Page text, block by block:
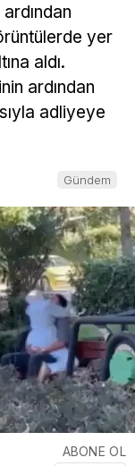
yer
aldı.
ardından
adliyeye
Gündem
ABONE OL